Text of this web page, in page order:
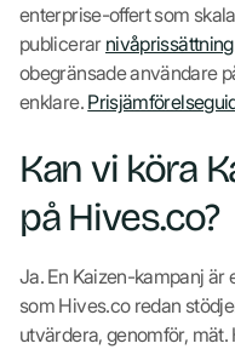
enterprise-offert som
publicerar nivåprissättning
obegränsade användare
enklare.
Kan vi köra
på Hives.co?
Ja. En Kaizen-kampanj
som Hives.co redan
utvärdera, genomför,